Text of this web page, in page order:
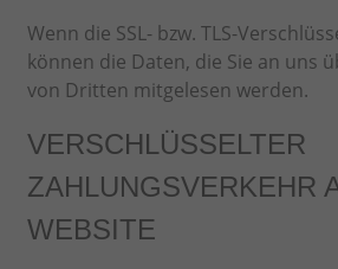
Wenn die SSL- bzw. TLS-
können die Daten, die Sie an uns
von Dritten mitgelesen werden.
VERSCHLÜSSELTER
ZAHLUNGSVERKEHR
WEBSITE